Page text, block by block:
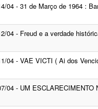
04 - 31 de Março de 1964 :
04 - Freud e a verdade
04 - VAE VICTI ( Ai dos
04 - UM ESCLARECIMENTO